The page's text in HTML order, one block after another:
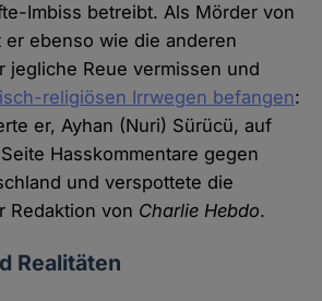
Imbiss betreibt. Als Mörder von
er ebenso wie die anderen
jegliche Reue vermissen und
religiösen Irrwegen befangen:
er, Ayhan (Nuri) Sürücü, auf
Hasskommentare gegen
und verspottete die
Redaktion von Charlie Hebdo.
Realitäten